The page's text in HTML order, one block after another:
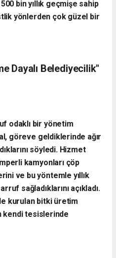
bin yıllık geçmişe sahip
yönlerden çok güzel bir
Dayalı Belediyecilik"
odaklı bir yönetim
göreve geldiklerinde ağır
söyledi. Hizmet
kamyonları çöp
ve bu yöntemle yıllık
sağladıklarını açıkladı.
kurulan bitki üretim
kendi tesislerinde